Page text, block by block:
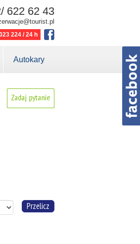
622 62 43
224 / 24 h
Autokary